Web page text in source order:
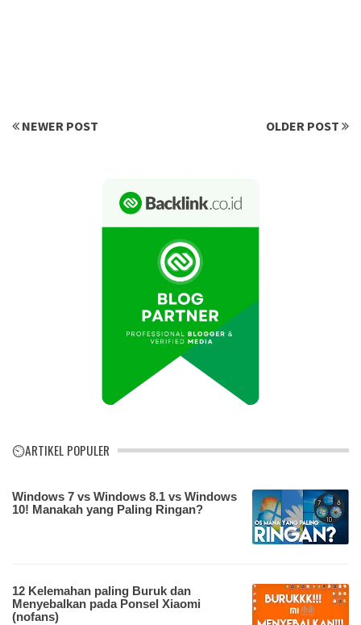
NEWER POST OLDER POST
⏲ARTIKEL POPULER
Windows 7 vs Windows 8.1 vs Windows
10! Manakah yang Paling Ringan?
12 Kelemahan paling Buruk dan
Menyebalkan pada Ponsel Xiaomi
(nofans)